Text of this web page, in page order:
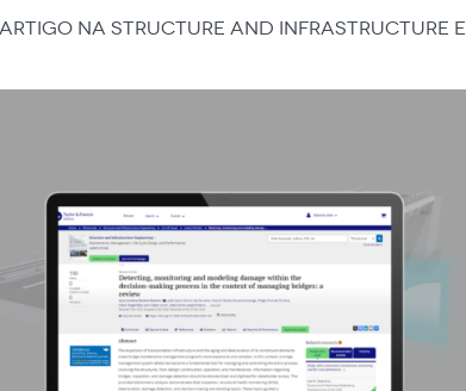
artigo na structure and infrastructure e